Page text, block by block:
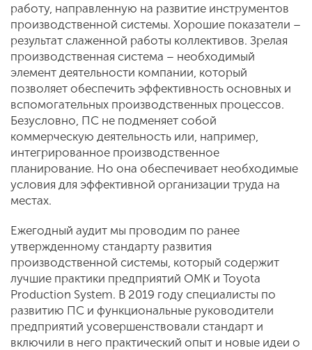
работу, направленную на развитие инструментов
производственной системы. Хорошие показатели –
результат слаженной работы коллективов. Зрелая
производственная система – необходимый
элемент деятельности компании, который
позволяет обеспечить эффективность основных и
вспомогательных производственных процессов.
Безусловно, ПС не подменяет собой
коммерческую деятельность или, например,
интегрированное производственное
планирование. Но она обеспечивает необходимые
условия для эффективной организации труда на
местах.
Ежегодный аудит мы проводим по ранее
утвержденному стандарту развития
производственной системы, который содержит
лучшие практики предприятий ОМК и Toyota
Production System. В 2019 году специалисты по
развитию ПС и функциональные руководители
предприятий усовершенствовали стандарт и
включили в него практический опыт и новые идеи о